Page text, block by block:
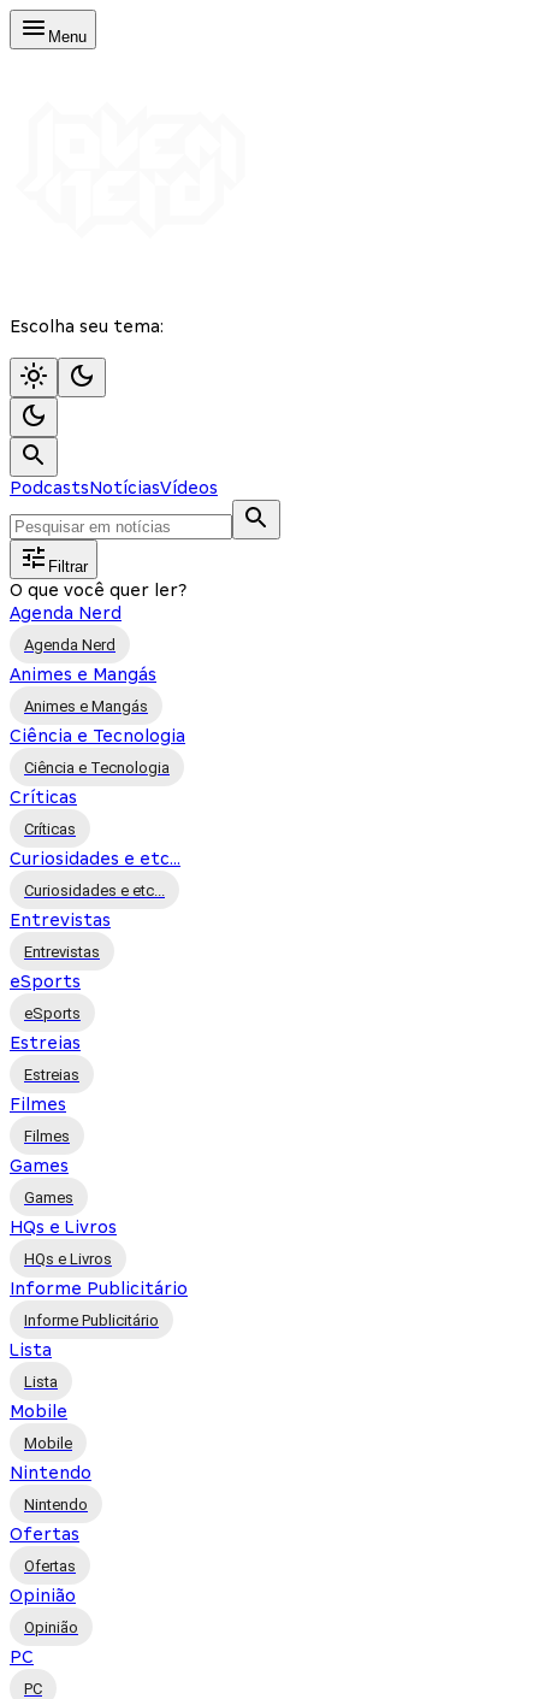
Menu
Escolha seu tema:
PodcastsNotíciasVídeos
Filtrar
O que você quer ler?
Agenda Nerd
Agenda Nerd
Animes e Mangás
Animes e Mangás
Ciência e Tecnologia
Ciência e Tecnologia
Críticas
Críticas
Curiosidades e etc...
Curiosidades e etc...
Entrevistas
Entrevistas
eSports
eSports
Estreias
Estreias
Filmes
Filmes
Games
Games
HQs e Livros
HQs e Livros
Informe Publicitário
Informe Publicitário
Lista
Lista
Mobile
Mobile
Nintendo
Nintendo
Ofertas
Ofertas
Opinião
Opinião
PC
PC